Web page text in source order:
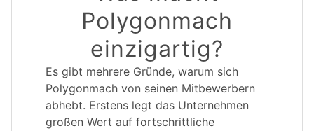
Polygonmach
einzigartig?
Es gibt mehrere Gründe, warum sich
Polygonmach von seinen Mitbewerbern
abhebt. Erstens legt das Unternehmen
großen Wert auf fortschrittliche